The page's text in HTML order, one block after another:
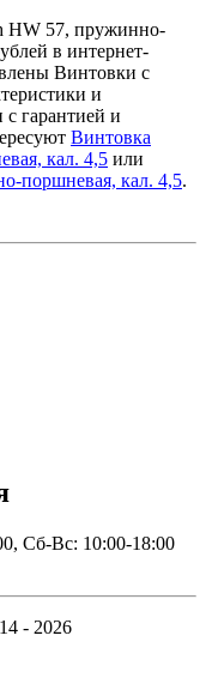
HW 57, пружинно-
в интернет-
Винтовки с
и
гарантией и
Винтовка
кал. 4,5 или
поршневая, кал. 4,5.
Сб-Вс: 10:00-18:00
- 2026